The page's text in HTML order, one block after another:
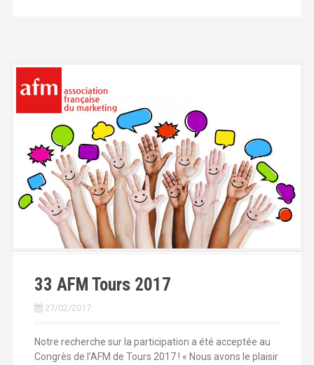
33 AFM Tours 2017
27/02/2017
Notre recherche sur la participation a été acceptée au
Congrès de l’AFM de Tours 2017 ! « Nous avons le plaisir